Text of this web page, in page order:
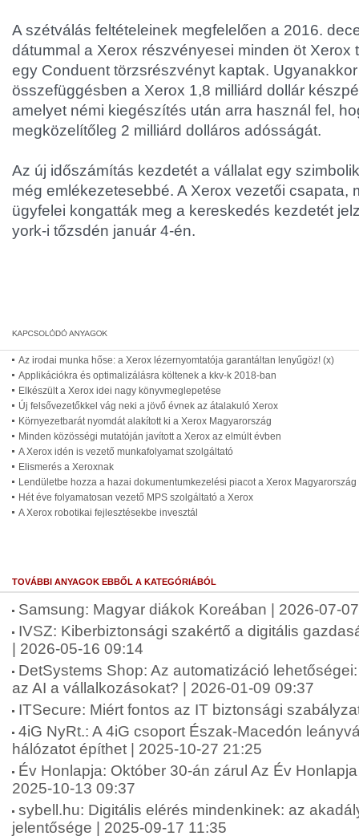
A szétválás feltételeinek megfelelően a 2016.
dátummal a Xerox részvényesei minden öt Xerox
egy Conduent törzsrészvényt kaptak.
összefüggésben a Xerox 1,8 milliárd dollár
amelyet némi kiegészítés után arra használ fel,
megközelítőleg 2 milliárd dolláros adósságát.
Az új időszámítás kezdetét a vállalat egy
még emlékezetesebbé. A Xerox vezetői csapata,
ügyfelei kongatták meg a kereskedés kezdetét
york-i tőzsdén január 4-én.
Az irodai munka hőse: a Xerox lézernyomtatója garantáltan lenyűgöz! (x)
Applikációkra és optimalizálásra költenek a kkv-k 2018-ban
Elkészült a Xerox idei nagy könyvmeglepetése
Új felsővezetőkkel vág neki a jövő évnek az átalakuló Xerox
Környezetbarát nyomdát alakított ki a Xerox Magyarország
Minden közösségi mutatóján javított a Xerox az elmúlt évben
A Xerox idén is vezető munkafolyamat szolgáltató
Elismerés a Xeroxnak
Lendületbe hozza a hazai dokumentumkezelési piacot a Xerox Magyarország
Hét éve folyamatosan vezető MPS szolgáltató a Xerox
A Xerox robotikai fejlesztésekbe invesztál
TOVÁBBI ANYAGOK EBBŐL A KATEGÓRIÁBÓL
Samsung: Magyar diákok Koreában | 2026-07-
IVSZ: Kiberbiztonsági szakértő a digitális
| 2026-05-16 09:14
DetSystems Shop: Az automatizáció
az AI a vállalkozásokat? | 2026-01-09 09:37
ITSecure: Miért fontos az IT biztonsági
4iG NyRt.: A 4iG csoport Észak-Macedón
hálózatot építhet | 2025-10-27 21:25
Év Honlapja: Október 30-án zárul Az Év
2025-10-13 09:37
sybell.hu: Digitális elérés mindenkinek: az
jelentősége | 2025-09-17 11:35